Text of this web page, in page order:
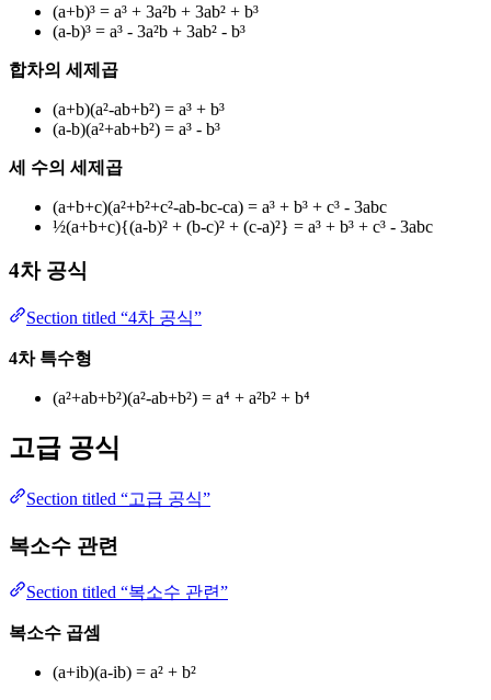
(a+b)³ = a³ + 3a²b + 3ab² + b³
(a-b)³ = a³ - 3a²b + 3ab² - b³
합차의 세제곱
(a+b)(a²-ab+b²) = a³ + b³
(a-b)(a²+ab+b²) = a³ - b³
세 수의 세제곱
(a+b+c)(a²+b²+c²-ab-bc-ca) = a³ + b³ + c³ - 3abc
½(a+b+c){(a-b)² + (b-c)² + (c-a)²} = a³ + b³ + c³ - 3abc
4차 공식
Section titled “4차 공식”
4차 특수형
(a²+ab+b²)(a²-ab+b²) = a⁴ + a²b² + b⁴
고급 공식
Section titled “고급 공식”
복소수 관련
Section titled “복소수 관련”
복소수 곱셈
(a+ib)(a-ib) = a² + b²